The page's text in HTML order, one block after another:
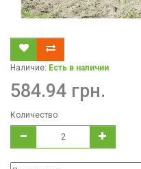
Наличие: Есть в наличии
584.94 грн.
Количество